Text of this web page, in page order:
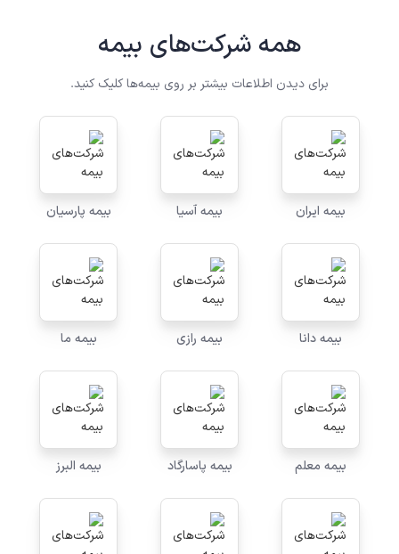
همه شرکت‌های بیمه
برای دیدن اطلاعات بیشتر بر روی بیمه‌ها کلیک کنید.
بیمه ایران بیمه آسیا بیمه پارسیان
بیمه دانا بیمه رازی بیمه ما
بیمه معلم بیمه پاسارگاد بیمه البرز